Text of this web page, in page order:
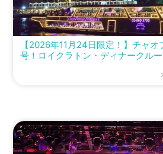
【2026年11月24日限定！】チャオ
号！ロイクラトン・ディナークル